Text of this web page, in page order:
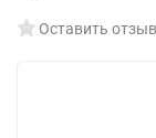
Оставить отзыв